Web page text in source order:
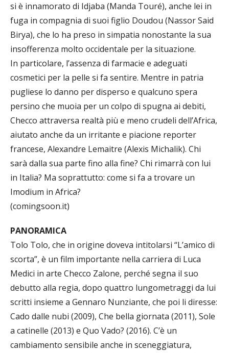
si è innamorato di Idjaba (Manda Touré), anche lei in
fuga in compagnia di suoi figlio Doudou (Nassor Said
Birya), che lo ha preso in simpatia nonostante la sua
insofferenza molto occidentale per la situazione.
In particolare, l’assenza di farmacie e adeguati
cosmetici per la pelle si fa sentire. Mentre in patria
pugliese lo danno per disperso e qualcuno spera
persino che muoia per un colpo di spugna ai debiti,
Checco attraversa realtà più e meno crudeli dell’Africa,
aiutato anche da un irritante e piacione reporter
francese, Alexandre Lemaitre (Alexis Michalik). Chi
sarà dalla sua parte fino alla fine? Chi rimarrà con lui
in Italia? Ma soprattutto: come si fa a trovare un
Imodium in Africa?
(comingsoon.it)
PANORAMICA
Tolo Tolo, che in origine doveva intitolarsi “L’amico di
scorta”, è un film importante nella carriera di Luca
Medici in arte Checco Zalone, perché segna il suo
debutto alla regia, dopo quattro lungometraggi da lui
scritti insieme a Gennaro Nunziante, che poi li diresse:
Cado dalle nubi (2009), Che bella giornata (2011), Sole
a catinelle (2013) e Quo Vado? (2016). C’è un
cambiamento sensibile anche in sceneggiatura,